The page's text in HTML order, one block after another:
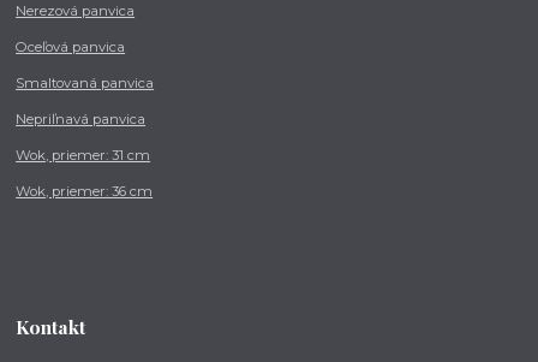
Nerezová panvica
Oceľová panvica
Smaltovaná panvica
Nepriľnavá panvica
Wok, priemer: 31 cm
Wok, priemer: 36 cm
Kontakt